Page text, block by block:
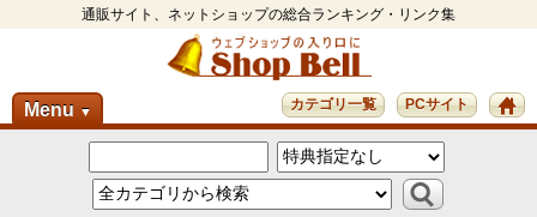
通販サイト、ネットショップの総合ランキング・リンク集
Menu ▼ PCサイト
カテゴリ一覧